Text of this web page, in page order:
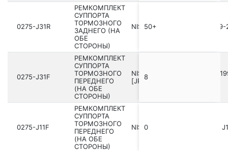
0275-J31R
РЕМКОМПЛЕКТ
СУППОРТА
ТОРМОЗНОГО
ЗАДНЕГО (НА
ОБЕ
СТОРОНЫ)
NISSAN X-TRAIL T30
50+
0275-J31F
РЕМКОМПЛЕКТ
СУППОРТА
ТОРМОЗНОГО
ПЕРЕДНЕГО
(НА ОБЕ
СТОРОНЫ)
NISSAN WINGROAD/AD Y11
[JP] 8
0275-J11F
РЕМКОМПЛЕКТ
СУППОРТА
ТОРМОЗНОГО
ПЕРЕДНЕГО
(НА ОБЕ
СТОРОНЫ)
NISSAN QASHQAI UK MAKE
0